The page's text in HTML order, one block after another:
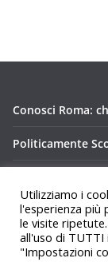
Conosci Roma:
Politicamente
Utilizziamo i
l'esperienza più
le visite
all'uso di TUTTI
"Impostazioni